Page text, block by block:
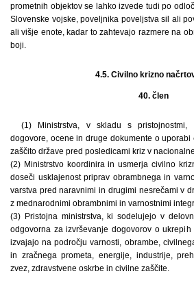
prometnih objektov se lahko izvede tudi po
Slovenske vojske, poveljnika poveljstva sil ali
ali višje enote, kadar to zahtevajo razmere na
boji.
4.5. Civilno krizno
40. člen
(1) Ministrstva, v skladu s pristojnostmi,
dogovore, ocene in druge dokumente o
zaščito države pred posledicami kriz v
(2) Ministrstvo koordinira in usmerja civilno
doseči usklajenost priprav obrambnega in
varstva pred naravnimi in drugimi nesrečami v
z mednarodnimi obrambnimi in varnostnimi
(3) Pristojna ministrstva, ki sodelujejo v
odgovorna za izvrševanje dogovorov o
izvajajo na področju varnosti, obrambe,
in zračnega prometa, energije, industrije,
zvez, zdravstvene oskrbe in civilne zaščite.